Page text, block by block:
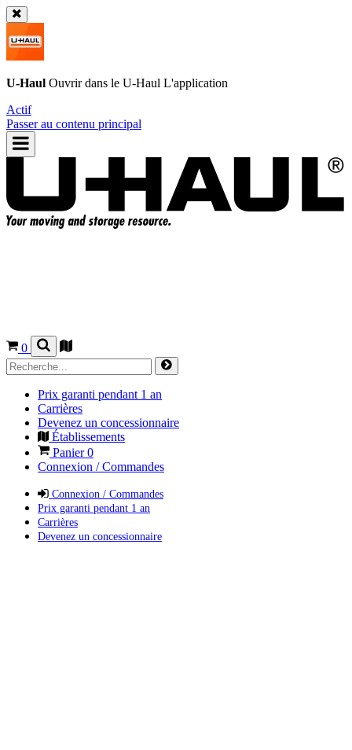
U-Haul Ouvrir dans le U-Haul L'application
Actif
Passer au contenu principal
0
Prix garanti pendant 1 an
Carrières
Devenez un concessionnaire
Établissements
Panier0
Connexion / Commandes
Connexion / Commandes
Prix garanti pendant 1 an
Carrières
Devenez un concessionnaire